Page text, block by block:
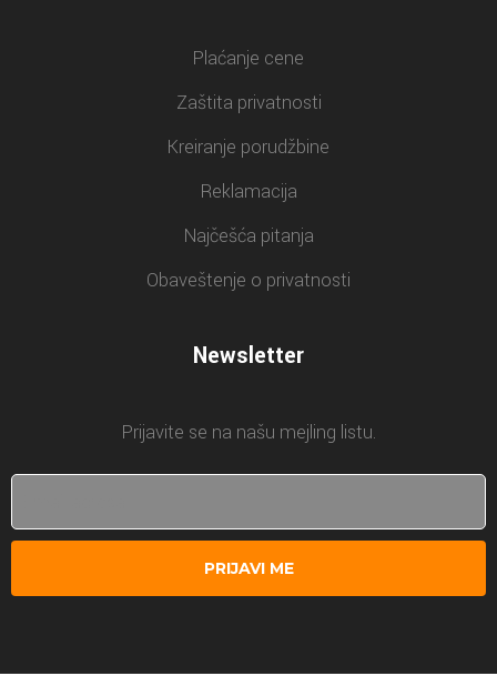
Plaćanje cene
Zaštita privatnosti
Kreiranje porudžbine
Reklamacija
Najčešća pitanja
Obaveštenje o privatnosti
Newsletter
Prijavite se na našu mejling listu.
PRIJAVI ME